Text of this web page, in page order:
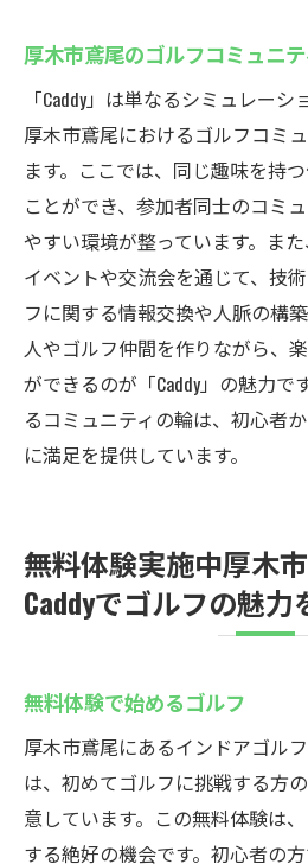
厚木市鳶尾のゴルフコミュニテ
「Caddy」は単なるシミュレーシ
厚木市鳶尾におけるゴルフコミ
ます。ここでは、同じ趣味を持
ことができ、参加者同士のコミ
やすい環境が整っています。ま
イベントや交流会を通じて、技
フに関する情報交換や人脈の構
人やゴルフ仲間を作りながら、
ができるのが「Caddy」の魅力で
るコミュニティの輪は、初心者
に満足を提供しています。
無料体験実施中厚木
Caddyでゴルフの魅力
無料体験で始めるゴルフ
厚木市鳶尾にあるインドアゴル
は、初めてゴルフに挑戦する方
意しています。この無料体験は、
する絶好の機会です。初心者の